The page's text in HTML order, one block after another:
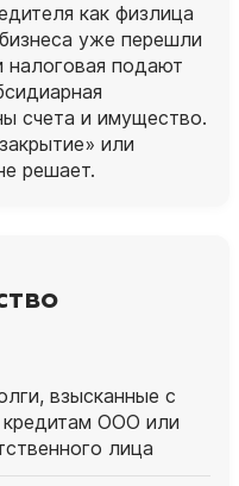
как физлица
уже перешли
налоговая подают
счета и имущество.
или
решает.
взысканные с
кредитам ООО или
лица